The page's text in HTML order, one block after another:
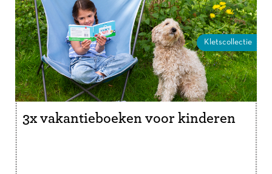
Kletscollectie
3x vakantieboeken voor kinderen